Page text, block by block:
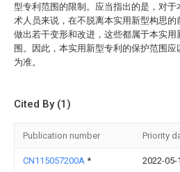
型专利范围的限制。应当指出的是，对于
术人员来说，在不脱离本实用新型构思的
做出若干变形和改进，这些都属于本实用
围。因此，本实用新型专利的保护范围应
为准。
Cited By (1)
Publication number Priority
CN115057200A * 2022-05-